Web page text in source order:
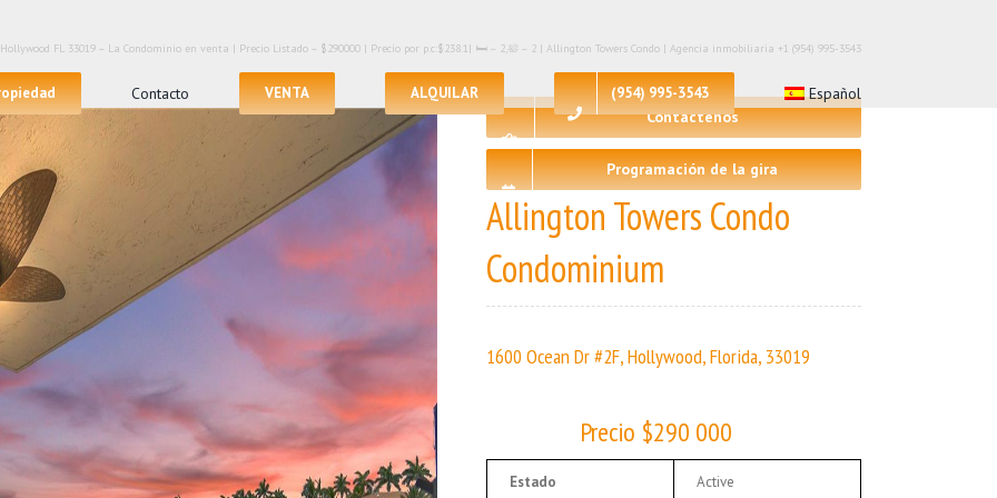
Contacto VENTA ALQUILAR (954) 995-3543 Español
Hollywood FL 33019 – La Condominio en venta | Precio Listado – $290000 | Precio por p.c:$238.1| 🛏 – 2,🛀 – 2 | Allington Towers Condo | Agencia inmobiliaria +1 (954) 995-3543
Contáctenos
Programación de la gira
Allington Towers Condo
Condominium
1600 Ocean Dr #2F, Hollywood, Florida, 33019
Precio $290 000
Estado Active